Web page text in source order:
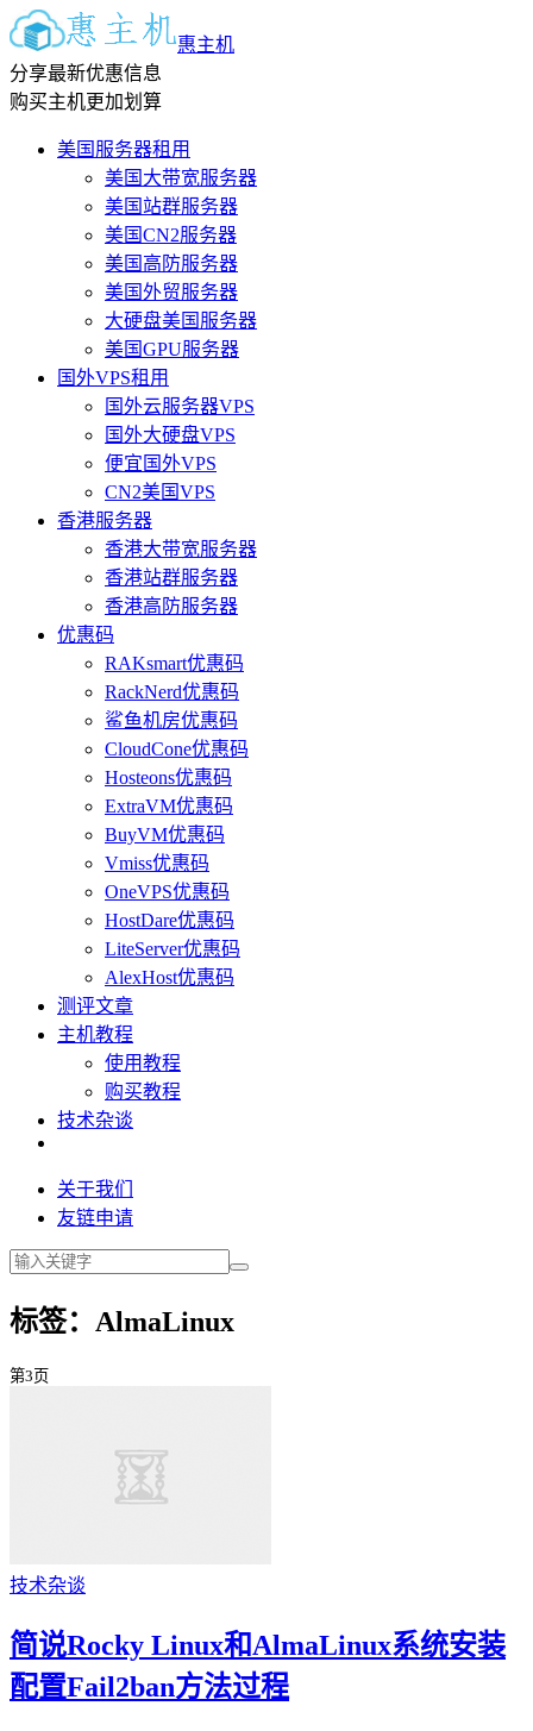
惠主机
分享最新优惠信息
购买主机更加划算
美国服务器租用
美国大带宽服务器
美国站群服务器
美国CN2服务器
美国高防服务器
美国外贸服务器
大硬盘美国服务器
美国GPU服务器
国外VPS租用
国外云服务器VPS
国外大硬盘VPS
便宜国外VPS
CN2美国VPS
香港服务器
香港大带宽服务器
香港站群服务器
香港高防服务器
优惠码
RAKsmart优惠码
RackNerd优惠码
鲨鱼机房优惠码
CloudCone优惠码
Hosteons优惠码
ExtraVM优惠码
BuyVM优惠码
Vmiss优惠码
OneVPS优惠码
HostDare优惠码
LiteServer优惠码
AlexHost优惠码
测评文章
主机教程
使用教程
购买教程
技术杂谈
关于我们
友链申请
标签：AlmaLinux
第3页
技术杂谈
简说Rocky Linux和AlmaLinux系统安装
配置Fail2ban方法过程